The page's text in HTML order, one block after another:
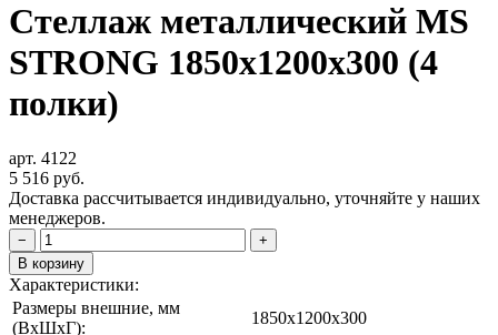
Стеллаж металлический MS
STRONG 1850x1200x300 (4
полки)
арт. 4122
5 516 руб.
Доставка рассчитывается индивидуально, уточняйте у наших
менеджеров.
−
+
В корзину
Характеристики:
Размеры внешние, мм
(ВxШxГ):
1850x1200x300